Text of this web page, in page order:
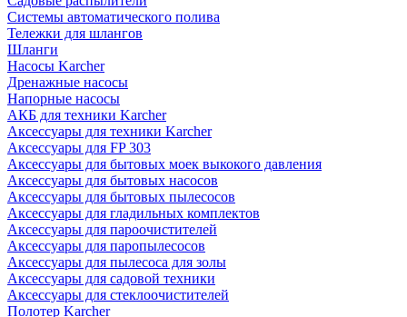
Системы автоматического полива
Тележки для шлангов
Шланги
Насосы Karcher
Дренажные насосы
Напорные насосы
АКБ для техники Karcher
Аксессуары для техники Karcher
Аксессуары для FP 303
Аксессуары для бытовых моек выкокого давления
Аксессуары для бытовых насосов
Аксессуары для бытовых пылесосов
Аксессуары для гладильных комплектов
Аксессуары для пароочистителей
Аксессуары для паропылесосов
Аксессуары для пылесоса для золы
Аксессуары для садовой техники
Аксессуары для стеклоочистителей
Полотер Karcher